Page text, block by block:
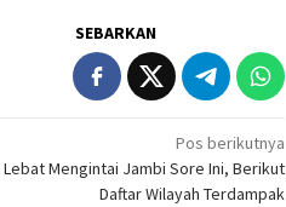
SEBARKAN
Pos berikutnya
Lebat Mengintai Jambi Sore Ini, Berikut
Daftar Wilayah Terdampak